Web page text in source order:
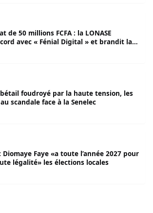
de 50 millions FCFA : la LONASE
avec « Fénial Digital » et brandit la
foudroyé par la haute tension, les
scandale face à la Senelec
Faye «a toute l’année 2027 pour
légalité» les élections locales